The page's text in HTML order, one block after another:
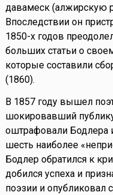
давамеск (алжирскую
Впоследствии он
1850-х годов
больших статьи о
которые составили
(1860).
В 1857 году вышел
шокировавший
оштрафовали Бодлера
шесть наиболее
Бодлер обратился к
добился успеха и
поэзии и опубликовал